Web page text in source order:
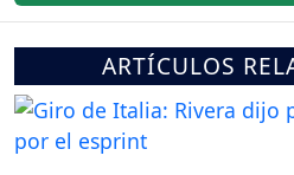
ARTÍCULOS